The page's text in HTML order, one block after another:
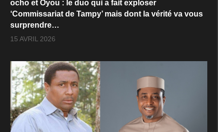
ocho et Oyou : le duo qui a fait exploser
‘Commissariat de Tampy’ mais dont la vérité va vous
surprendre…
15 AVRIL 2026